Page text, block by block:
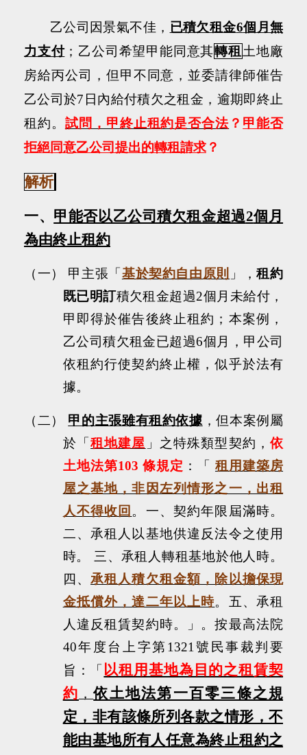
乙公司因景氣不佳， 已積欠租金6個月無
力支付；乙公司希望甲能同意其轉租 土地廠
房給丙公司，但甲不同意，並委請律師催告
乙公司於7 日內給付積欠之租金，逾期即終止
租約。 試問，甲終止租約是否合法 ？ 甲能否
拒絕同意乙公司提出的轉租請求 ？
解析
一、 甲能否以乙公司積欠租金超過2個月
為由終止租約
（一） 甲主張「 基於契約自由原則 」，租約
既已明訂積欠租金超過2個月未給付，
甲即得於催告後終止租約；本案例，
乙公司積欠租金已超過6個月，甲公司
依租約行使契約終止權，似乎於法有
據。
（二） 甲的主張雖有租約依據 ，但本案例屬
於「租地建屋 」之特殊類型契約，依
土地法第103 條規定 ：「 租用建築房
屋之基地，非因左列情形之一，出租
人不得收回 。一、契約年限屆滿時。
二、承租人以基地供違反法令之使用
時。 三、承租人轉租基地於他人時。
四、承租人積欠租金額，除以擔保現
金抵償外，達二年以上時。五、承租
人違反租賃契約時。
」。按最高法院
40年度台上字第1321 號民事裁判要
旨：「 以租用基地為目的之租賃契
約 ，依土地法第一百零三條之規
定，非有該條所列各款之情形，不
能由基地所有人任意為終止租約之